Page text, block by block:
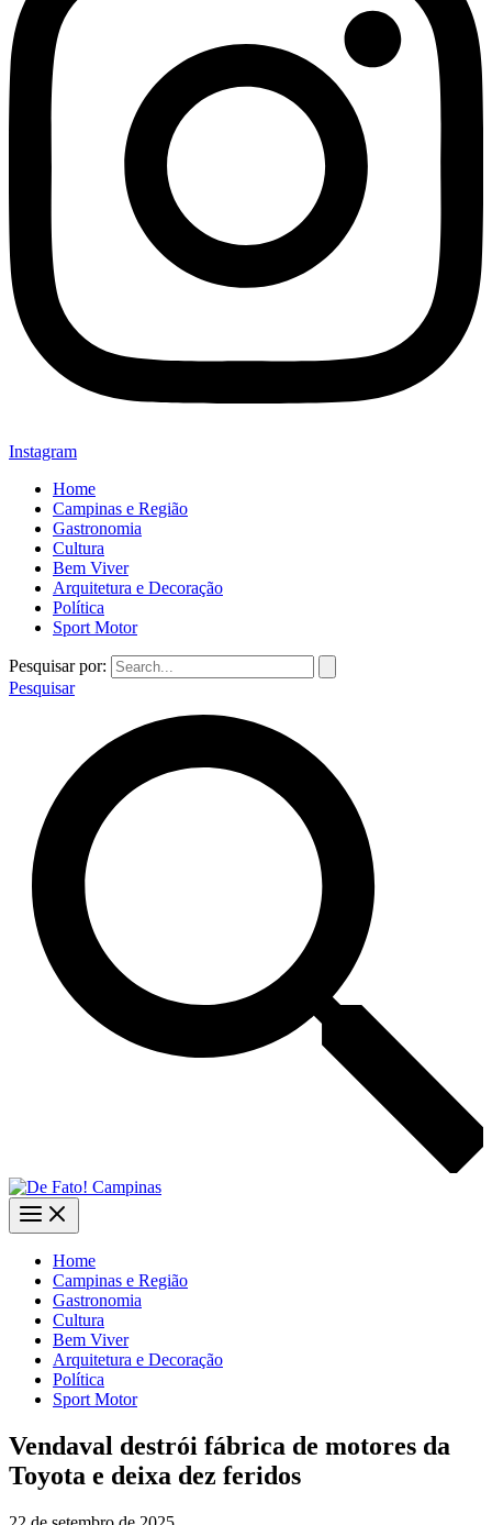
Instagram
Home
Campinas e Região
Gastronomia
Cultura
Bem Viver
Arquitetura e Decoração
Política
Sport Motor
Pesquisar por:
Pesquisar
Home
Campinas e Região
Gastronomia
Cultura
Bem Viver
Arquitetura e Decoração
Política
Sport Motor
Vendaval destrói fábrica de motores da
Toyota e deixa dez feridos